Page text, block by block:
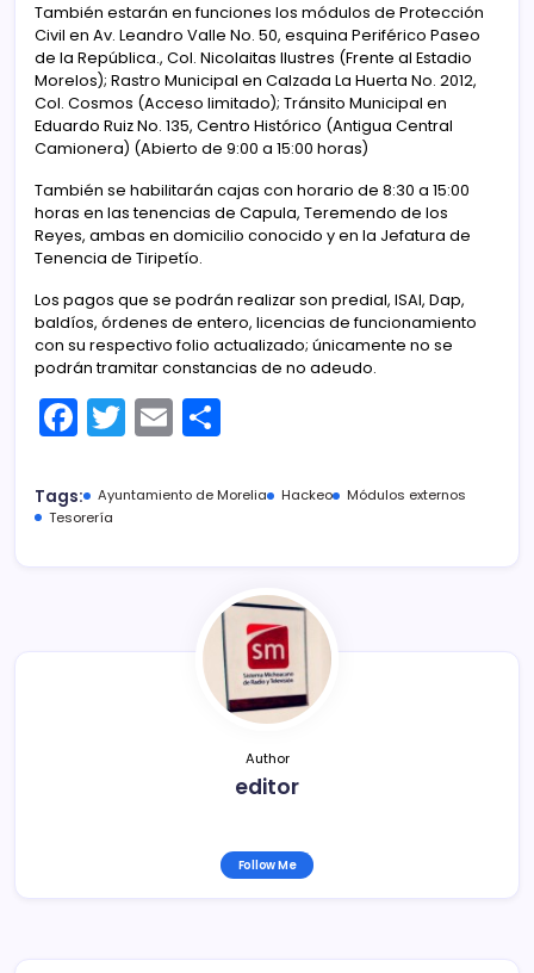
También estarán en funciones los módulos de Protección
Civil en Av. Leandro Valle No. 50, esquina Periférico Paseo
de la República., Col. Nicolaitas Ilustres (Frente al Estadio
Morelos); Rastro Municipal en Calzada La Huerta No. 2012,
Col. Cosmos (Acceso limitado); Tránsito Municipal en
Eduardo Ruiz No. 135, Centro Histórico (Antigua Central
Camionera) (Abierto de 9:00 a 15:00 horas)
También se habilitarán cajas con horario de 8:30 a 15:00
horas en las tenencias de Capula, Teremendo de los
Reyes, ambas en domicilio conocido y en la Jefatura de
Tenencia de Tiripetío.
Los pagos que se podrán realizar son predial, ISAI, Dap,
baldíos, órdenes de entero, licencias de funcionamiento
con su respectivo folio actualizado; únicamente no se
podrán tramitar constancias de no adeudo.
F
a
c
e
T
w
itt
E
m
ai m
tir
Tags: Ayuntamiento de Morelia Hackeo
Módulos externos
Tesorería
Author
editor
Follow Me